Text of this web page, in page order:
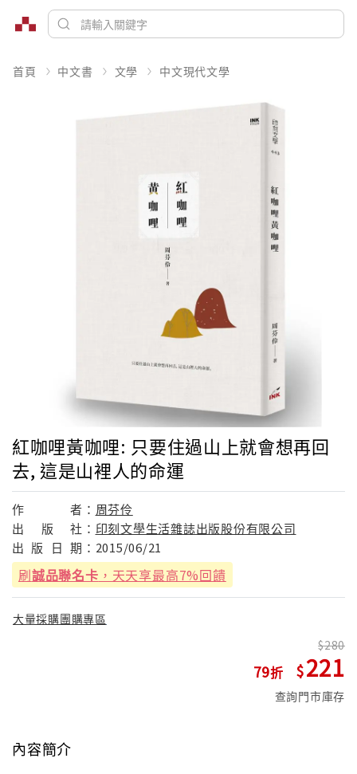
首頁 中文書 文學 中文現代文學
紅咖哩黃咖哩: 只要住過山上就會想再回
去, 這是山裡人的命運
作 者： 周芬伶
出
版 社： 印刻文學生活雜誌出版股份有限公司
出 版 日 期： 2015/06/21
刷誠品聯名卡 ，天天享最高7%回饋
大量採購團購專區
79
280
221
查詢門市庫存
內容簡介